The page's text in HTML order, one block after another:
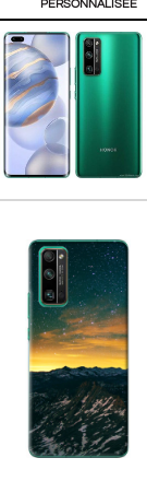
PERSONNALISÉE